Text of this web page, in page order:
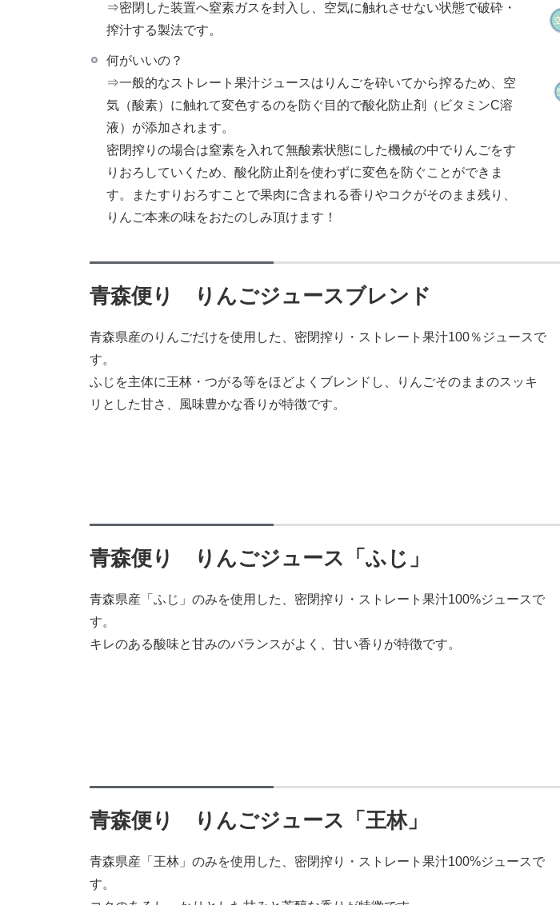
⇒密閉した装置へ窒素ガスを封入し、空気に触れさせない状態で破砕・
搾汁する製法です。
何がいいの？
⇒一般的なストレート果汁ジュースはりんごを砕いてから搾るため、空
気（酸素）に触れて変色するのを防ぐ目的で酸化防止剤（ビタミンC溶
液）が添加されます。
密閉搾りの場合は窒素を入れて無酸素状態にした機械の中でりんごをす
りおろしていくため、酸化防止剤を使わずに変色を防ぐことができま
す。またすりおろすことで果肉に含まれる香りやコクがそのまま残り、
りんご本来の味をおたのしみ頂けます！
青森便り りんごジュースブレンド
青森県産のりんごだけを使用した、密閉搾り・ストレート果汁100％ジュースで
す。
ふじを主体に王林・つがる等をほどよくブレンドし、りんごそのままのスッキ
リとした甘さ、風味豊かな香りが特徴です。
青森便り りんごジュース「ふじ」
青森県産「ふじ」のみを使用した、密閉搾り・ストレート果汁100%ジュースで
す。
キレのある酸味と甘みのバランスがよく、甘い香りが特徴です。
青森便り りんごジュース「王林」
青森県産「王林」のみを使用した、密閉搾り・ストレート果汁100%ジュースで
す。